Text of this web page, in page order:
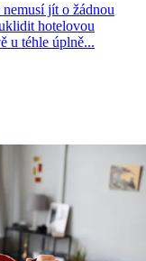
jít o žádnou
hotelovou
u téhle úplně...